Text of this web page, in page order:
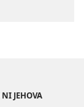
JEHOVA